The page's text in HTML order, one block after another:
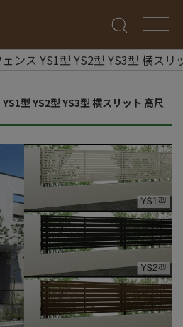
ンス YS1型 YS2型 YS3型 横ス
型 YS2型 YS3型 横スリット 高尺